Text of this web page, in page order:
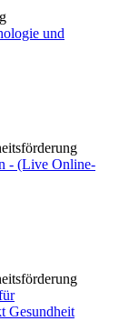
und
- (Live Online-
Gesundheit